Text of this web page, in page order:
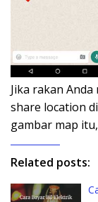
Jika rakan
share location
gambar map
Related posts: